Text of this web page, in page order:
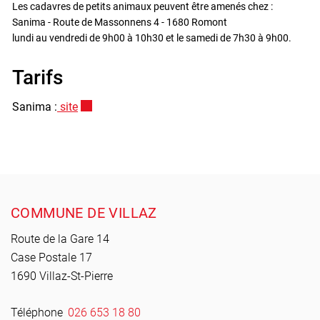
Les cadavres de petits animaux peuvent être amenés chez :
Sanima - Route de Massonnens 4 - 1680 Romont
lundi au vendredi de 9h00 à 10h30 et le samedi de 7h30 à 9h00.
Tarifs
Sanima : site
COMMUNE DE VILLAZ
Route de la Gare 14
Case Postale 17
1690 Villaz-St-Pierre
Téléphone 026 653 18 80